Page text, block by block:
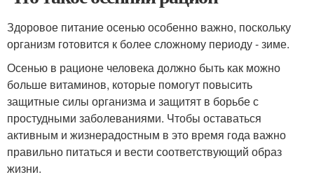
Здоровое питание осенью особенно важно, поскольку
организм готовится к более сложному периоду - зиме.
Осенью в рационе человека должно быть как можно
больше витаминов, которые помогут повысить
защитные силы организма и защитят в борьбе с
простудными заболеваниями. Чтобы оставаться
активным и жизнерадостным в это время года важно
правильно питаться и вести соответствующий образ
жизни.